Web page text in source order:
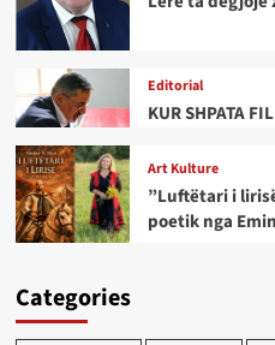
Editorial
KUR SHPATA
Art Kulture
”Luftëtari i
poetik nga
Categories